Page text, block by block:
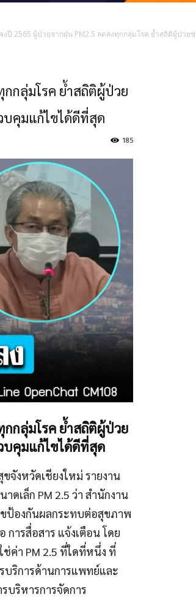
งปี 2565 ผู้ป่วยจากฝุ่น PM2.5 ลดลงทุกกลุ่มโรค ย้ำสถิติผู้ป่ว
กลุ่มโรค ย้ำสถิติผู้ป่วย
คุมแก้ไขได้ดีที่สุด
185
กกลุ่มโรค ย้ำสถิติผู้ป่วย
คุมแก้ไขได้ดีที่สุด
งหวัดเชียงใหม่ รายงาน
เล็ก PM 2.5 ว่า สำนักงาน
ป้องกันผลกระทบต่อสุขภาพ
การสื่อสาร แจ้งเตือน โดย
ช่ค่า PM 2.5 ที่ใดที่หนึ่ง ที่
บริการด้านการแพทย์และ
บริหารการจัดการ